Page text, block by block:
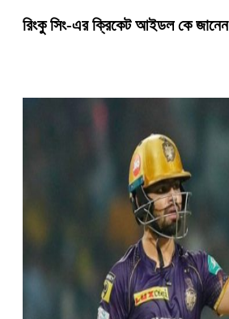
রিংকু সিং-এর ক্রিকেট আইডল কে জানেন